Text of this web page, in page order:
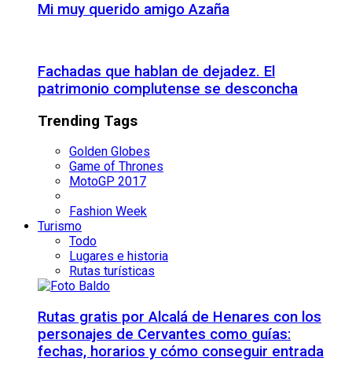
Mi muy querido amigo Azaña
Fachadas que hablan de dejadez. El
patrimonio complutense se desconcha
Trending Tags
Golden Globes
Game of Thrones
MotoGP 2017
Fashion Week
Turismo
Todo
Lugares e historia
Rutas turísticas
Rutas gratis por Alcalá de Henares con los
personajes de Cervantes como guías:
fechas, horarios y cómo conseguir entrada